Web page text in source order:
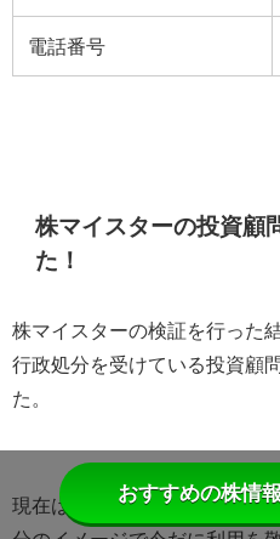
電話番号
株マイスターの投資顧
た！
株マイスターの検証を行った
行政処分を受けている投資顧
た。
現在は業務改善を行い、営業
おすすめの株情